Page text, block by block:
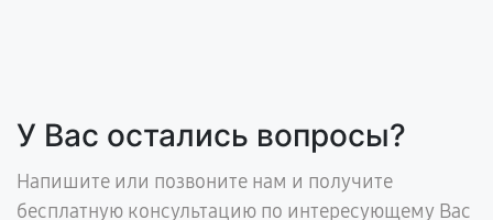
У Вас остались вопросы?
Напишите или позвоните нам и получите
бесплатную консультацию по интересующему Вас